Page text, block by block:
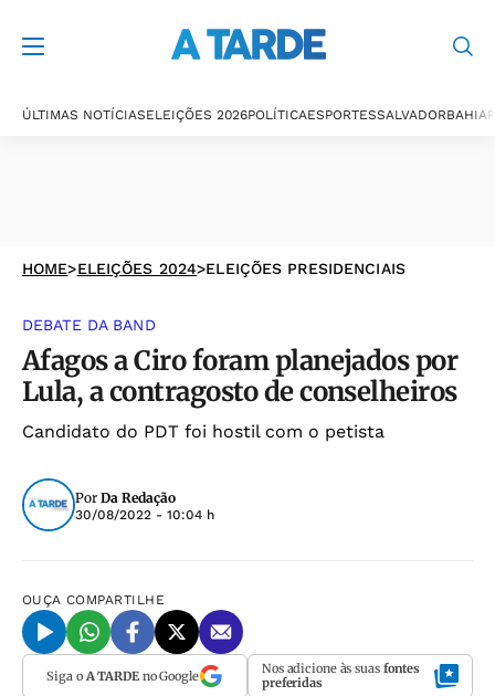
ÚLTIMAS NOTÍCIASELEIÇÕES 2026POLÍTICAESPORTESSALVADORBAHIA
HOME>ELEIÇÕES 2024>ELEIÇÕES PRESIDENCIAIS
DEBATE DA BAND
Afagos a Ciro foram planejados por
Lula, a contragosto de conselheiros
Candidato do PDT foi hostil com o petista
Por Da Redação
30/08/2022 - 10:04 h
OUÇA COMPARTILHE
Siga o A TARDEno Google Nos adicione às suas fontes
preferidas